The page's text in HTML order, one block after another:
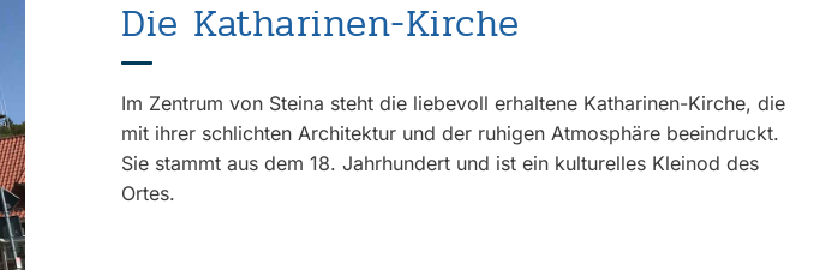
Die Katharinen-Kirche
Im Zentrum von Steina steht die liebevoll erhaltene Katharinen-Kirche, die
mit ihrer schlichten Architektur und der ruhigen Atmosphäre beeindruckt.
Sie stammt aus dem 18. Jahrhundert und ist ein kulturelles Kleinod des
Ortes.